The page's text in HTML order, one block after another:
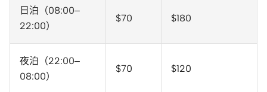
日泊（08:00–
22:00）
$70 $180
夜泊（22:00–
08:00）
$70 $120